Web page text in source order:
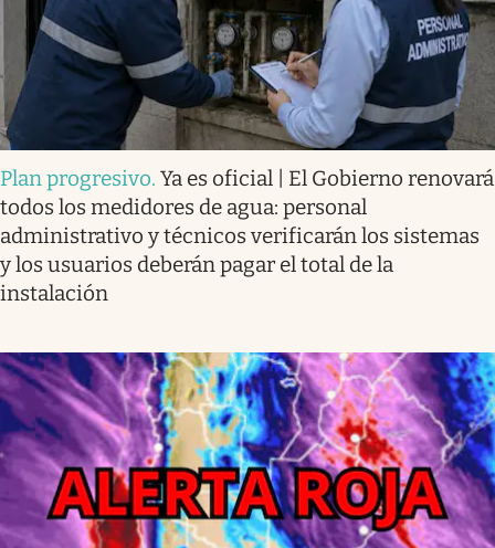
Plan progresivo. Ya es oficial | El Gobierno renovará
todos los medidores de agua: personal
administrativo y técnicos verificarán los sistemas
y los usuarios deberán pagar el total de la
instalación